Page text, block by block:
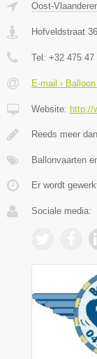
Oost-
Hofveldstraat 36
Tel: +32 475 47
E-mail ›
Website: http://
Reeds meer
Ballonvaarten
Er wordt
Sociale media: